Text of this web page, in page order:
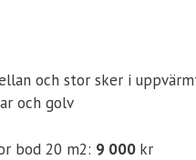
och stor sker i
och golv
bod 20 m2: 9 000 kr